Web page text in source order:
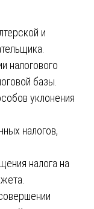
и
налогового
базы.
уклонения
налогов,
налога на